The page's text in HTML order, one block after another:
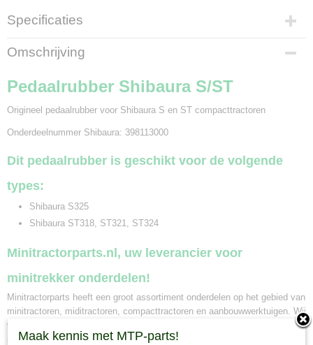
Specificaties
Bruto gewicht
0,05 Kg
Omschrijving
Pedaalrubber Shibaura S/ST
Origineel pedaalrubber voor Shibaura S en ST compacttractoren
Onderdeelnummer Shibaura: 398113000
Dit pedaalrubber is geschikt voor de volgende
types:
Shibaura S325
Shibaura ST318, ST321, ST324
Minitractorparts.nl, uw leverancier voor
minitrekker onderdelen!
Minitractorparts heeft een groot assortiment onderdelen op het gebied van
minitractoren, miditractoren, compacttractoren en aanbouwwerktuigen. Wij
verkopen deze onderdelen met als specialisme de Japanse
minitractormerken Yanmar, Iseki, Kubota en Shibaura.
Maak kennis met MTP-parts!